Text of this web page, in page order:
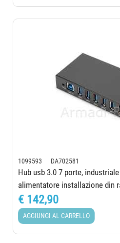
1099593 DA702581
Hub usb 3.0 7 porte,
alimentatore installazione din
€ 142,90
AGGIUNGI AL CARRELLO